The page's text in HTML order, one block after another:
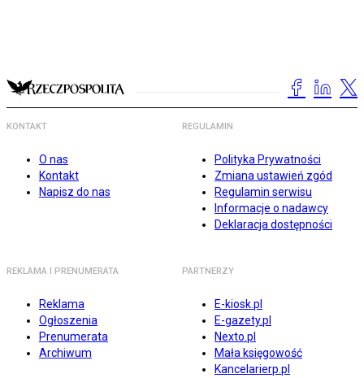
KONTAKT
O nas
Kontakt
Napisz do nas
REGULAMIN
Polityka Prywatności
Zmiana ustawień zgód
Regulamin serwisu
Informacje o nadawcy
Deklaracja dostępności
REKLAMA I PRENUMERATA
Reklama
Ogłoszenia
Prenumerata
Archiwum
PARTNERZY
E-kiosk.pl
E-gazety.pl
Nexto.pl
Mała księgowość
Kancelarierp.pl